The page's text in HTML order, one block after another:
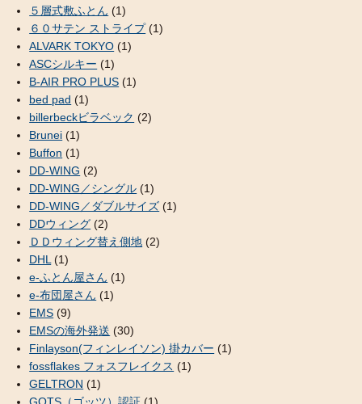
５層式敷ふとん (1)
６０サテン ストライプ(1)
ALVARK TOKYO (1)
ASCシルキー (1)
B-AIR PRO PLUS (1)
bed pad (1)
billerbeckビラベック (2)
Brunei (1)
Buffon (1)
DD-WING (2)
DD-WING／シングル (1)
DD-WING／ダブルサイズ (1)
DDウィング (2)
ＤＤウィング替え側地 (2)
DHL (1)
e-ふとん屋さん (1)
e-布団屋さん (1)
EMS (9)
EMSの海外発送 (30)
Finlayson(フィンレイソン) 掛カバー (1)
fossflakes フォスフレイクス (1)
GELTRON (1)